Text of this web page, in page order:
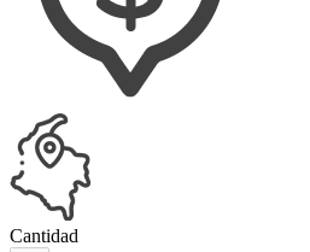
Cantidad